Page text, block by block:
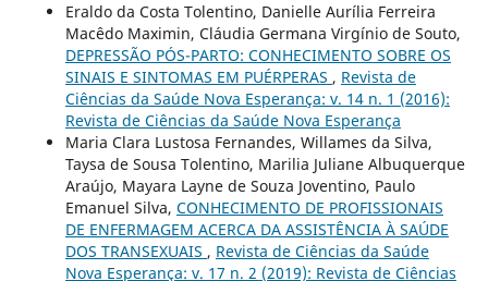
Eraldo da Costa Tolentino, Danielle Aurília Ferreira
Macêdo Maximin, Cláudia Germana Virgínio de Souto,
DEPRESSÃO PÓS-PARTO: CONHECIMENTO SOBRE OS
SINAIS E SINTOMAS EM PUÉRPERAS , Revista de
Ciências da Saúde Nova Esperança: v. 14 n. 1 (2016):
Revista de Ciências da Saúde Nova Esperança
Maria Clara Lustosa Fernandes, Willames da Silva,
Taysa de Sousa Tolentino, Marilia Juliane Albuquerque
Araújo, Mayara Layne de Souza Joventino, Paulo
Emanuel Silva, CONHECIMENTO DE PROFISSIONAIS
DE ENFERMAGEM ACERCA DA ASSISTÊNCIA À SAÚDE
DOS TRANSEXUAIS , Revista de Ciências da Saúde
Nova Esperança: v. 17 n. 2 (2019): Revista de Ciências